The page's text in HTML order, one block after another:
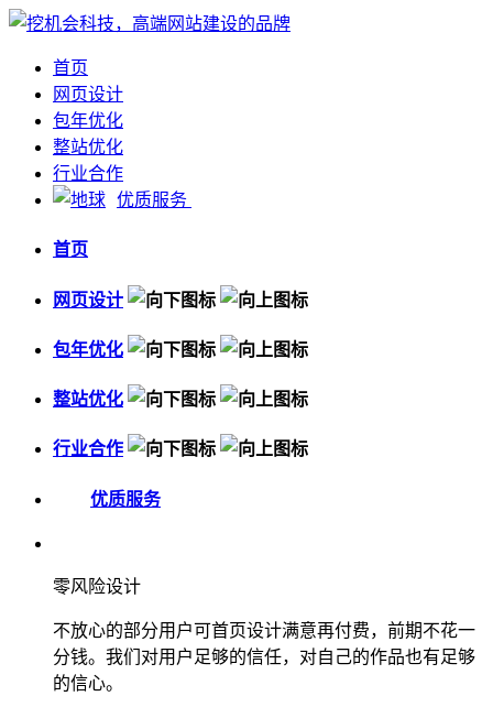
首页
网页设计
包年优化
整站优化
行业合作
优质服务
首页
网页设计
包年优化
整站优化
行业合作
优质服务
零风险设计
不放心的部分用户可首页设计满意再付费，前期不花一
分钱。我们对用户足够的信任，对自己的作品也有足够
的信心。